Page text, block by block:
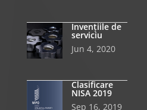
Invențiile de
serviciu
Jun 4, 2020
Clasificare
NISA 2019
Sep 16, 2019